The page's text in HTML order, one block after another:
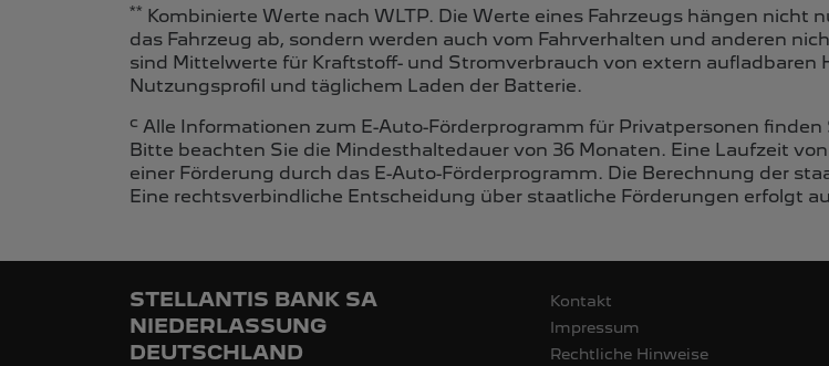
** Kombinierte Werte nach WLTP. Die Werte eines Fahrzeugs hängen
das Fahrzeug ab, sondern werden auch vom Fahrverhalten und anderen
sind Mittelwerte für Kraftstoff- und Stromverbrauch von extern
Nutzungsprofil und täglichem Laden der Batterie.
c Alle Informationen zum E-Auto-Förderprogramm für Privatpersonen finden
Bitte beachten Sie die Mindesthaltedauer von 36 Monaten. Eine Laufzeit
einer Förderung durch das E-Auto-Förderprogramm. Die Berechnung der
Eine rechtsverbindliche Entscheidung über staatliche Förderungen erfolgt
STELLANTIS BANK SA
NIEDERLASSUNG
DEUTSCHLAND
Kontakt
Impressum
Rechtliche Hinweise